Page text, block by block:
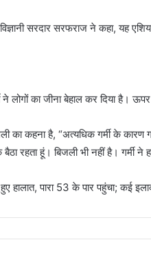
सरदार सरफराज ने कहा, यह
ने लोगों का जीना बेहाल कर दिया है।
का कहना है, “अत्यधिक गर्मी के
रहता हूं। बिजली भी नहीं है। गर्मी
हालात, पारा 53 के पार पहुंचा; कई